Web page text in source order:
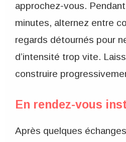
approchez-vous.
minutes, alternez entre
regards détournés pour
d’intensité trop vite.
construire
En rendez-vous
Après quelques